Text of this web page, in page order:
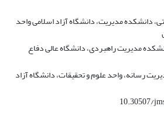
دانشکده مدیریت، دانشگاه آزاد اسلامی واحد
مدیریت راهبردی، دانشگاه عالی دفاع
رسانه، واحد علوم و تحقیقات، دانشگاه آزاد
10.30507/